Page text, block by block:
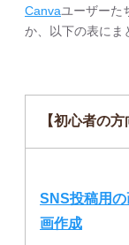
Canvaユーザーた
か、以下の表にま
【初心者の方
SNS投稿用
画作成